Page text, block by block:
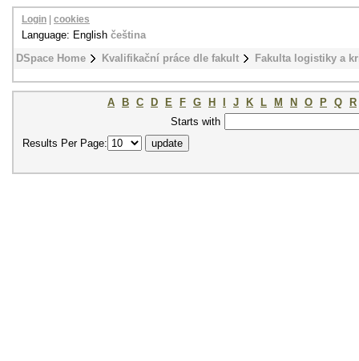
DSpace Home Kvalifikační práce dle fakult Fakulta logistiky a
Login cookies
Language: English čeština
A B C D E F G H J K L M N O P Q
R
Starts with
Results Per Page: